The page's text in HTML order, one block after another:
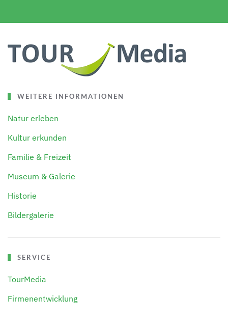
WEITERE INFORMATIONEN
Natur erleben
Kultur erkunden
Familie & Freizeit
Museum & Galerie
Historie
Bildergalerie
SERVICE
TourMedia
Firmenentwicklung